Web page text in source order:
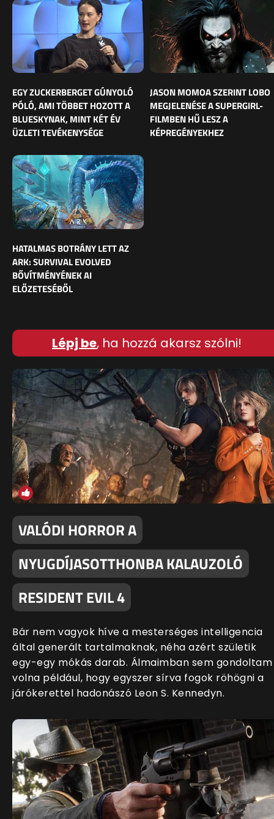
EGY ZUCKERBERGET GÚNYOLÓ
PÓLÓ, AMI TÖBBET HOZOTT A
BLUESKYNAK, MINT KÉT ÉV
ÜZLETI TEVÉKENYSÉGE
JASON MOMOA SZERINT LOBO
MEGJELENÉSE A SUPERGIRL-
FILMBEN HŰ LESZ A
KÉPREGÉNYEKHEZ
HATALMAS BOTRÁNY LETT AZ
ARK: SURVIVAL EVOLVED
BŐVÍTMÉNYÉNEK AI
ELŐZETESÉBŐL
Lépj be, ha hozzá akarsz szólni!
VALÓDI HORROR A
NYUGDÍJASOTTHONBA KALAUZOLÓ
RESIDENT EVIL 4
Bár nem vagyok híve a mesterséges intelligencia
által generált tartalmaknak, néha azért születik
egy-egy mókás darab. Álmaimban sem gondoltam
volna például, hogy egyszer sírva fogok röhögni a
járókerettel hadonászó Leon S. Kennedyn.